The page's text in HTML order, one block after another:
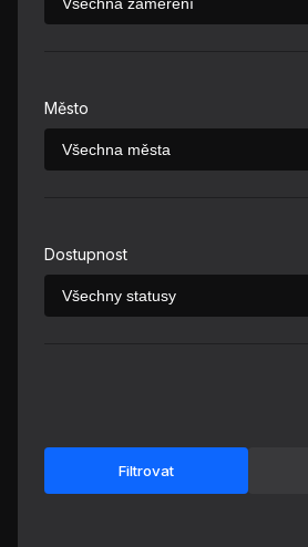
Město
Dostupnost
Filtrovat